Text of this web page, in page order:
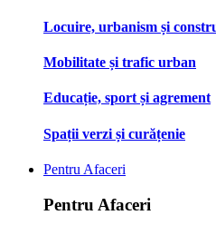
Locuire, urbanism și
Mobilitate și trafic urban
Educație, sport și agrement
Spații verzi și curățenie
Pentru Afaceri
Pentru Afaceri